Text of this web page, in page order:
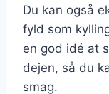
Du kan også
fyld som
en god idé at
dejen, så du
smag.